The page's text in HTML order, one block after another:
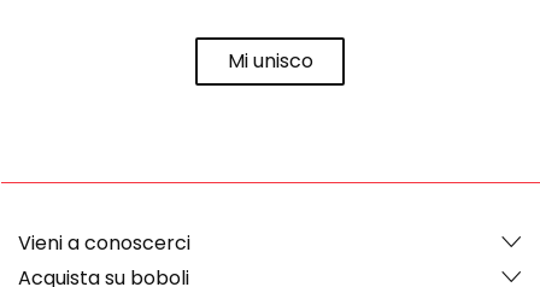
Mi unisco
Vieni a conoscerci
Acquista su boboli